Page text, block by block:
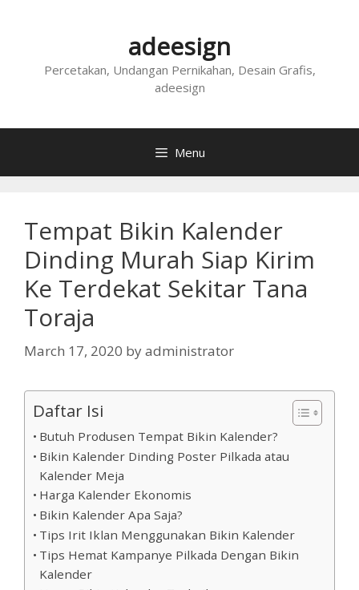
adeesign
Percetakan, Undangan Pernikahan, Desain Grafis,
adeesign
Menu
Tempat Bikin Kalender
Dinding Murah Siap Kirim
Ke Terdekat Sekitar Tana
Toraja
March 17, 2020 byadministrator
Daftar Isi
Butuh Produsen Tempat Bikin Kalender?
Bikin Kalender Dinding Poster Pilkada atau
Kalender Meja
Harga Kalender Ekonomis
Bikin Kalender Apa Saja?
Tips Irit Iklan Menggunakan Bikin Kalender
Tips Hemat Kampanye Pilkada Dengan Bikin
Kalender